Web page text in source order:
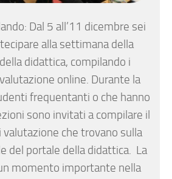
Dal 5 all’11 dicembre sei
alla settimana della
didattica, compilando i
online. Durante la
frequentanti o che hanno
sono invitati a compilare il
che trovano sulla
del portale della didattica. La
momento importante nella